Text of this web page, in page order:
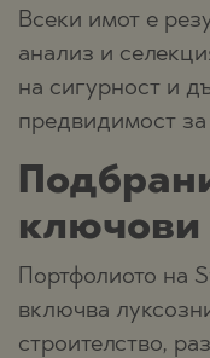
Всеки имот е
анализ и
на сигурност и
предвидимост
ключови
Портфолиото на
включва
строителство,